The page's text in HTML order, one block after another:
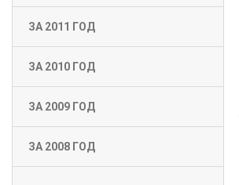
ЗА 2011 ГОД
ЗА 2010 ГОД
ЗА 2009 ГОД
ЗА 2008 ГОД